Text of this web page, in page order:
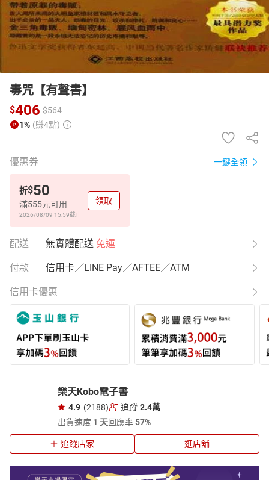
毒咒【有聲書】
$406 $564
1% (賺4點)
優惠券 一鍵全領
折$50
滿555元可用
2026/08/09 15:59截止
領取
配送 無實體配送 免運
付款 信用卡／LINE Pay／AFTEE／ATM
信用卡優惠
樂天Kobo電子書
4.9 (2188) 追蹤 2.4萬
出貨速度 1 天回應率57%
追蹤店家 逛店舖